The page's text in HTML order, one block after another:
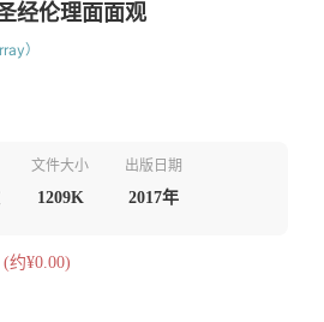
经伦理面面观
）
文件大小
1209K
出版日期
2017年
(约¥0.00)